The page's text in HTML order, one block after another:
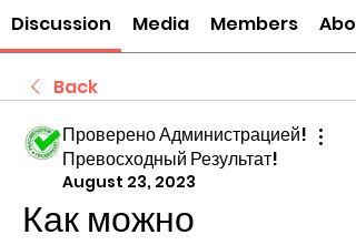
Discussion Media Members
Back
Проверено Администрацией!
Превосходный Результат!
August 23, 2023
Как можно